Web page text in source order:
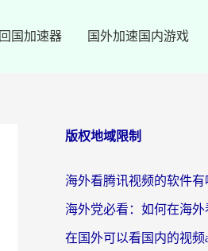
回国加速器 国外加速国内游戏
版权地域限制